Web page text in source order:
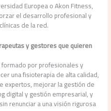
Europea o Akon Fitness,
el desarrollo profesional y
de la red.
y gestores que quieren
por profesionales y
una fisioterapia de alta calidad,
expertos, mejorar la gestión de
digital y gestión empresarial, y
renunciar a una visión rigurosa